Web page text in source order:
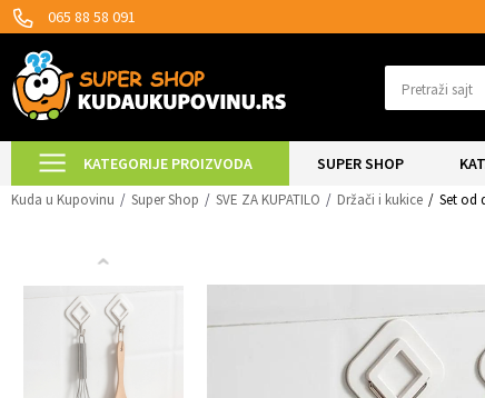
065 88 58 091
MOGUĆNOST ISPORUKE ZA 24H!
Pretraži sajt
KATEGORIJE PROIZVODA SUPER SHOP
Kuda u Kupovinu Super Shop SVE ZA KUPATILO Držači i kukice Set od